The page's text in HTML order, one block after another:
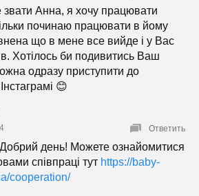
Анна, я хочу працювати
починаю працювати в йому
що в мене все вийде і у Вас
Хотілось би подивитись Ваш
одразу приступити до
😊
день! Можете ознайомитися
співпраці тут https://baby-
cooperation/
Ответить